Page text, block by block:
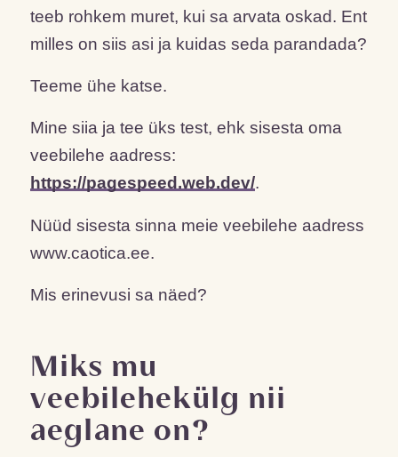
teeb rohkem muret, kui sa arvata oskad. Ent
milles on siis asi ja kuidas seda parandada?
Teeme ühe katse.
Mine siia ja tee üks test, ehk sisesta oma
veebilehe aadress:
https://pagespeed.web.dev/.
Nüüd sisesta sinna meie veebilehe aadress
www.caotica.ee.
Mis erinevusi sa näed?
Miks mu
veebilehekülg nii
aeglane on?